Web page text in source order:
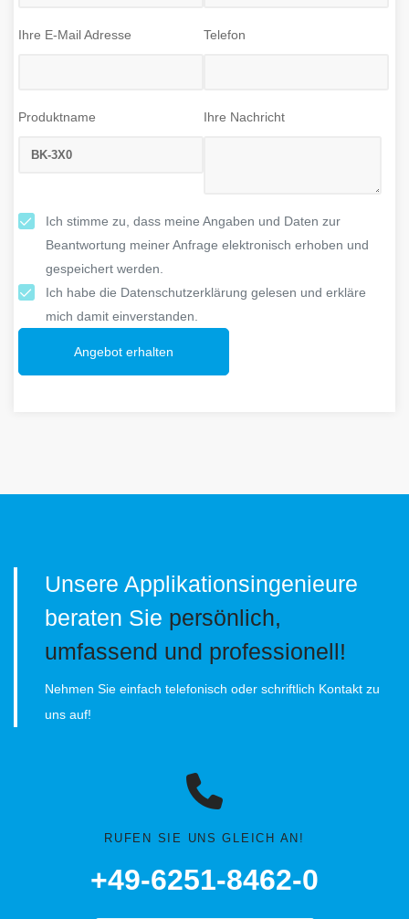
Ihre E-Mail Adresse Telefon
Produktname Ihre Nachricht
Ich stimme zu, dass meine Angaben und Daten zur
Beantwortung meiner Anfrage elektronisch erhoben und
gespeichert werden.
Ich habe die Datenschutzerklärung gelesen und erkläre
mich damit einverstanden.
Angebot erhalten
Unsere Applikationsingenieure
beraten Sie persönlich,
umfassend und professionell!
Nehmen Sie einfach telefonisch oder schriftlich Kontakt zu
uns auf!
RUFEN SIE UNS GLEICH AN!
+49-6251-8462-0